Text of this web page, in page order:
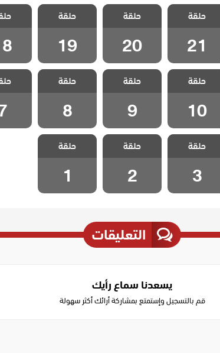
مسلسل حلم
اشرف الحلقة 21
حلقة
21
مسلسل حلم
اشرف الحلقة 20
حلقة
20
مسلسل حلم
اشرف الحلقة 19
حلقة
19
اشرف
مسلسل حلم
اشرف الحلقة 10
حلقة
10
مسلسل حلم
اشرف الحلقة 9
حلقة
9
مسلسل حلم
اشرف الحلقة 8
حلقة
8
اشرف
مسلسل حلم
اشرف الحلقة 3
حلقة
3
مسلسل حلم
اشرف الحلقة 2
حلقة
2
مسلسل حلم
اشرف الحلقة 1
حلقة
1
التعليقات
يسعدنا سماع رأيك
قم بالتسجيل وإستمتع بمشاركة أرائك أكثر سهولة